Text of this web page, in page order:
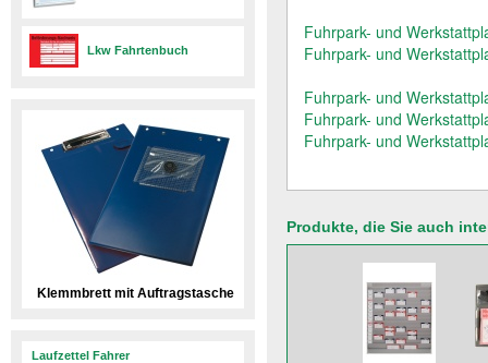
Lkw Fahrtenbuch
Klemmbrett mit Auftragstasche
Laufzettel Fahrer
Fuhrpark- und
Fuhrpark- und
Fuhrpark- und
Fuhrpark- und
Fuhrpark- und
Produkte, die Sie auch